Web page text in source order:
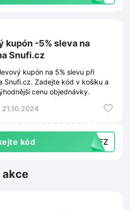
kupón -5% sleva na
Snufi.cz
kupón na 5% slevu při
Snufi.cz. Zadejte kód v košíku a
cenu objednávky.
21.10.2024
kód EBFZ